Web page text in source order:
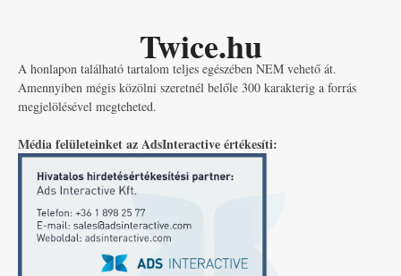
Twice.hu
A honlapon található tartalom teljes egészében NEM vehető át.
Amennyiben mégis közölni szeretnél belőle 300 karakterig a forrás
megjelölésével megteheted.
Média felületeinket az AdsInteractive értékesíti: